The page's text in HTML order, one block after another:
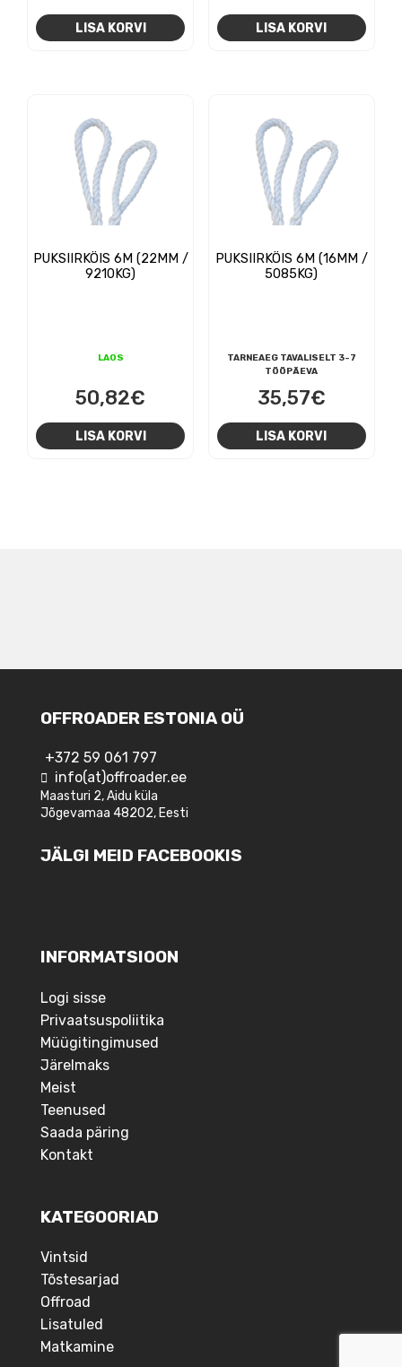
LISA KORVI LISA KORVI
PUKSIIRKÖIS 6M (22MM /
9210KG)
LAOS
50,82€
LISA KORVI
PUKSIIRKÖIS 6M (16MM /
5085KG)
TARNEAEG TAVALISELT 3-7
TÖÖPÄEVA
35,57€
LISA KORVI
OFFROADER ESTONIA OÜ
+372 59 061 797
info(at)offroader.ee
Maasturi 2, Aidu küla
Jõgevamaa 48202, Eesti
JÄLGI MEID FACEBOOKIS
INFORMATSIOON
Logi sisse
Privaatsuspoliitika
Müügitingimused
Järelmaks
Meist
Teenused
Saada päring
Kontakt
KATEGOORIAD
Vintsid
Tõstesarjad
Offroad
Lisatuled
Matkamine